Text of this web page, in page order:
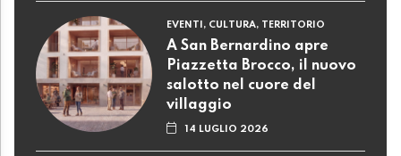
EVENTI, CULTURA, TERRITORIO
A San Bernardino apre
Piazzetta Brocco, il nuovo
salotto nel cuore del
villaggio
14 LUGLIO 2026